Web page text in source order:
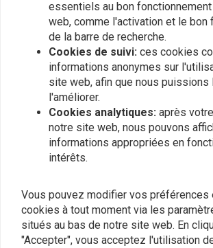
Kit de boulon de rotor de
frein avant / arrière Tête
de bouton Torx
€13,41
Kit de
de frein
82-85 FLT
€17,75
essentiels au bon
web, comme l'activation et le bon
de la barre de recherche.
Cookies de suivi: ces cookies
informations anonymes sur
site web, afin que nous
l'améliorer.
Cookies analytiques: après
notre site web, nous pouvons
informations appropriées en
intérêts.
Vous pouvez modifier vos préférences
cookies à tout moment via les
situés au bas de notre site web. En
"Accepter", vous acceptez l'utilisation